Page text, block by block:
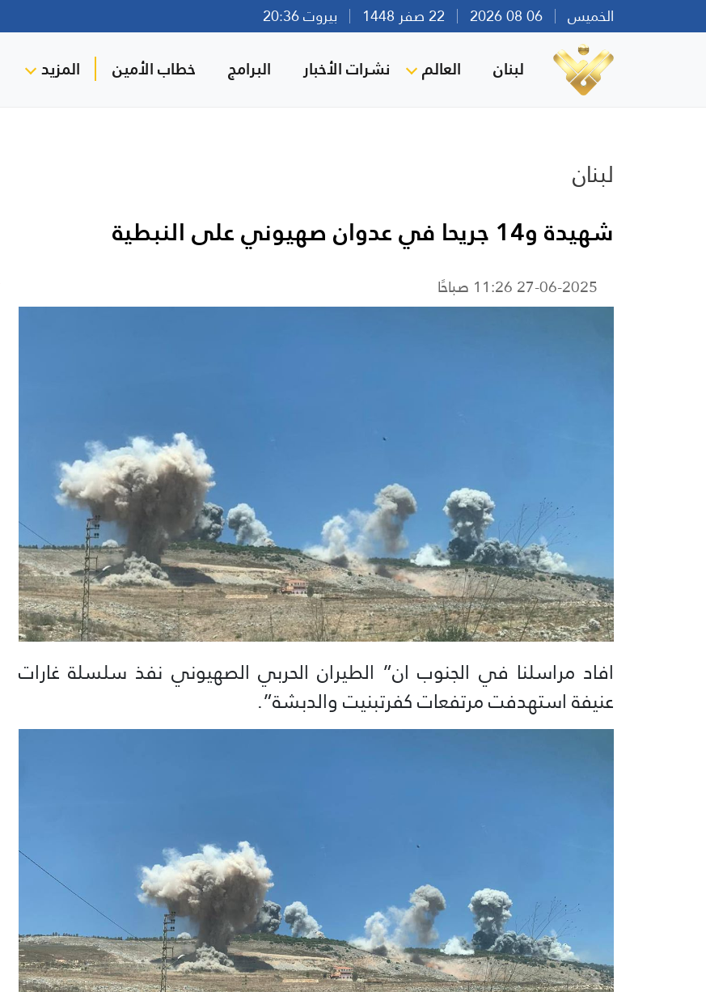
الخميس بيروت 20:36
لبنان العالم نشرات الأخبار البرامج خطاب الأمين المزيد
لبنان
شهيدة و14 جريحا في عدوان صهيوني على النبطية
27-06-2025 11:26 صباحًا
افاد مراسلنا في الجنوب ان” الطيران الحربي الصهيوني نفذ سلسلة غارات
عنيفة استهدفت مرتفعات كفرتبنيت والدبشة”.